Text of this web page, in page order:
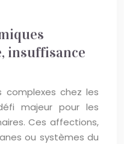
insuffisance
complexes chez les
majeur pour les
Ces affections,
ou systèmes du